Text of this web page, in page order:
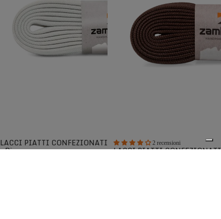
LACCI PIATTI CONFEZIONATI
- Bianco
2 recensioni
LACCI PIATTI CONFEZIONATI